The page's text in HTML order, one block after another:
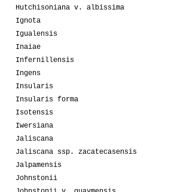
Hutchisoniana v. albissima
Ignota
Igualensis
Inaiae
Infernillensis
Ingens
Insularis
Insularis forma
Isotensis
Iwersiana
Jaliscana
Jaliscana ssp. zacatecasensis
Jalpamensis
Johnstonii